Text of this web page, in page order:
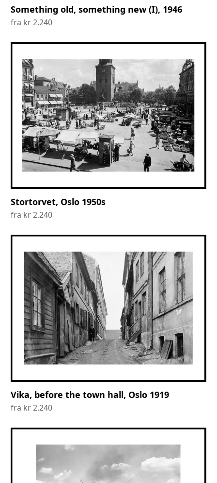
Something old, something new (I), 1946
fra kr2.240
Stortorvet, Oslo 1950s
fra kr2.240
Vika, before the town hall, Oslo 1919
fra kr2.240